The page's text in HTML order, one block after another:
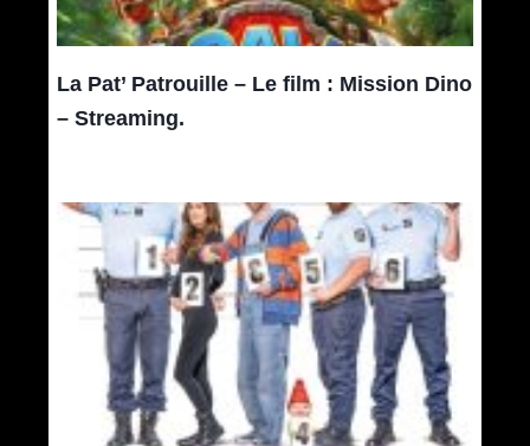
La Pat’ Patrouille – Le film : Mission Dino
– Streaming.